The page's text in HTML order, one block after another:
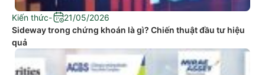
Kiến thức-
21/05/2026
Sideway trong chứng khoán là gì? Chiến thuật đầu tư hiệu
quả